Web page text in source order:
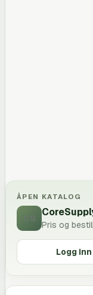
ÅPEN KATALOG
Pris og
Logg inn